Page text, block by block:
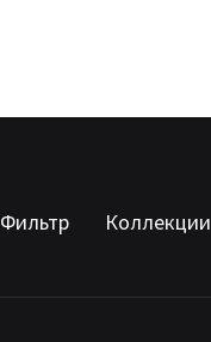
Фильтр Коллекции